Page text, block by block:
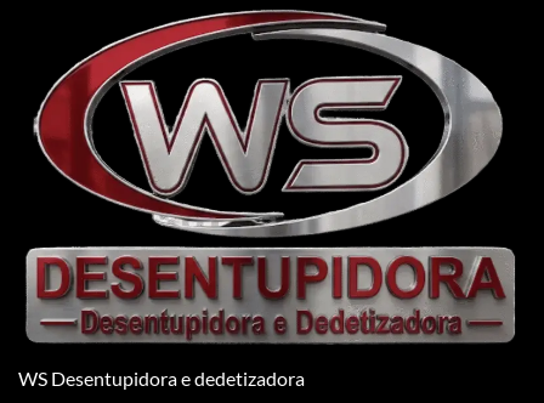
WS Desentupidora e dedetizadora